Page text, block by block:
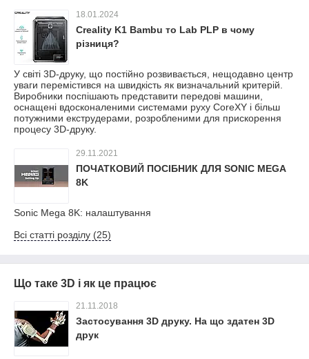
18.01.2024
Creality K1 Bambu то Lab PLP в чому
різниця?
У світі 3D-друку, що постійно розвивається, нещодавно центр
уваги перемістився на швидкість як визначальний критерій.
Виробники поспішають представити передові машини,
оснащені вдосконаленими системами руху CoreXY і більш
потужними екструдерами, розробленими для прискорення
процесу 3D-друку.
29.11.2021
ПОЧАТКОВИЙ ПОСІБНИК ДЛЯ SONIC MEGA
8K
Sonic Mega 8K: налаштування
Всі статті розділу (25)
Що таке 3D і як це працює
21.11.2018
Застосування 3D друку. На що здатен 3D
друк